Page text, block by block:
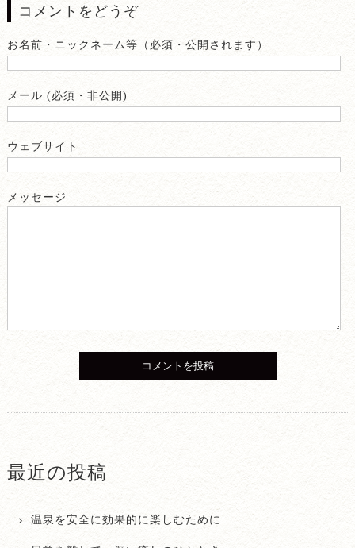
コメントをどうぞ
お名前・ニックネーム等（必須・公開されます）
メール (必須・非公開)
ウェブサイト
メッセージ
最近の投稿
温泉を安全に効果的に楽しむために